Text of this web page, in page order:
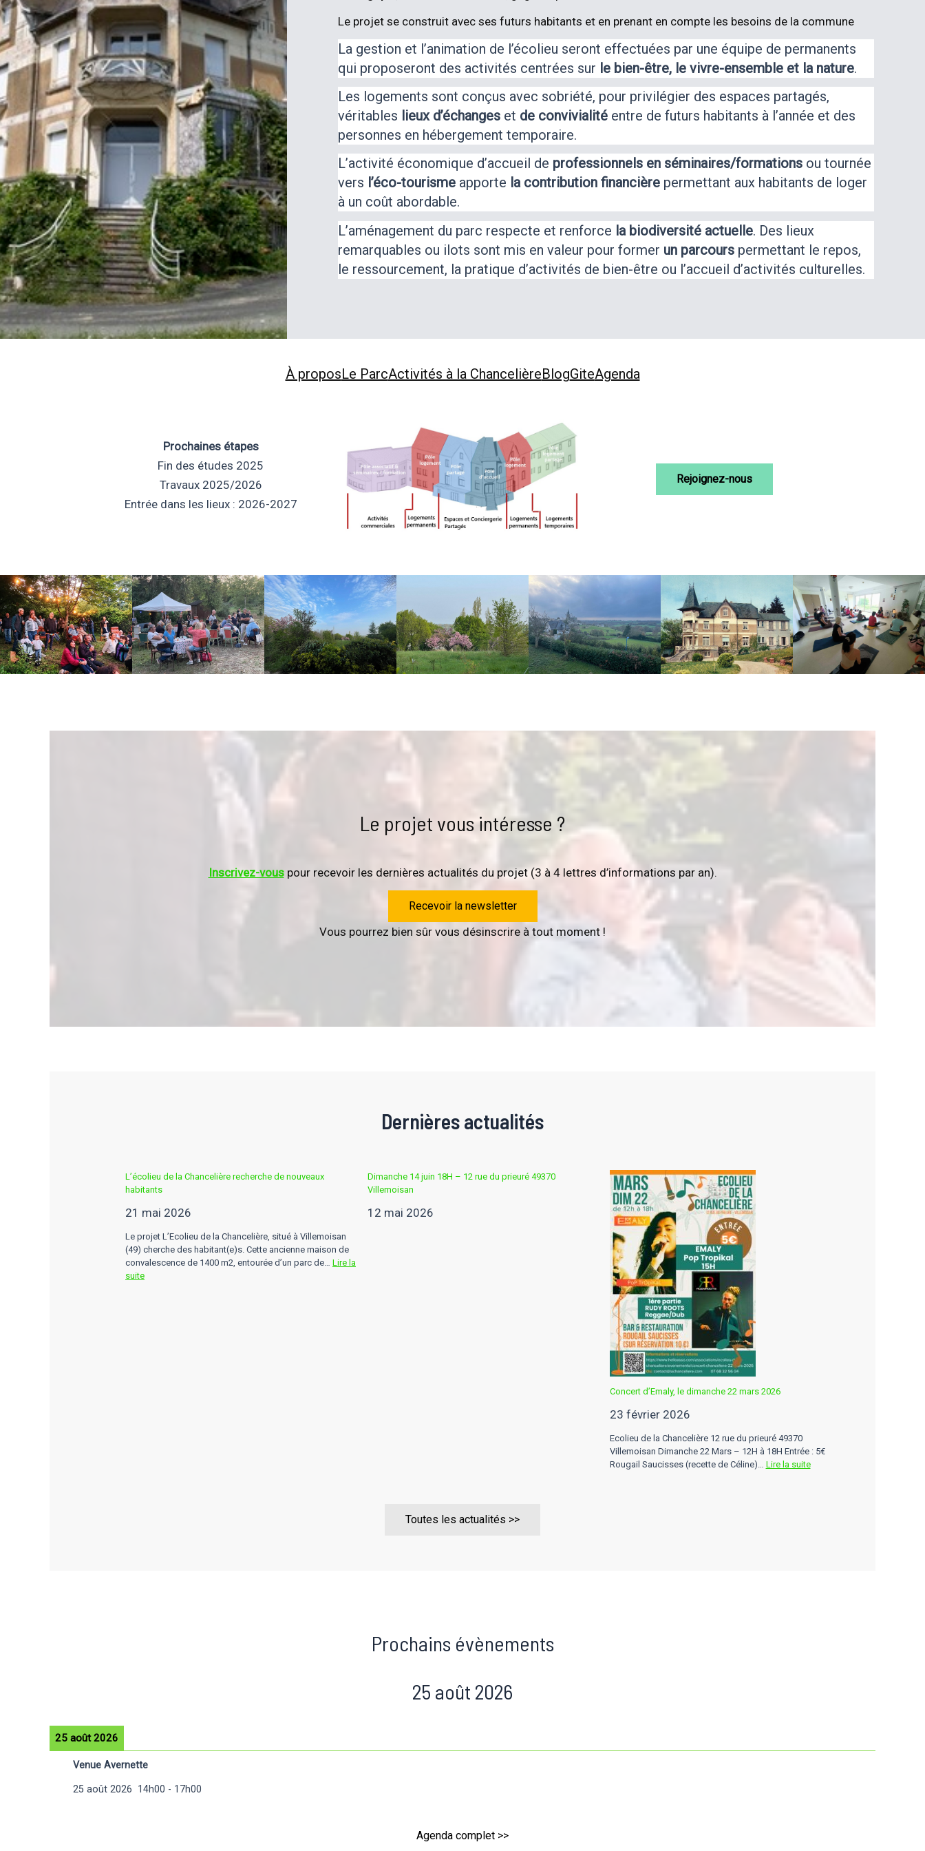
Le projet se construit avec ses futurs habitants et en prenant en compte les besoins de la commune
La gestion et l’animation de l’écolieu seront effectuées par une équipe de permanents
qui proposeront des activités centrées sur le bien-être, le vivre-ensemble et la nature.
Les logements sont conçus avec sobriété, pour privilégier des espaces partagés,
véritables lieux d’échangeset de convivialitéentre de futurs habitants à l’année et des
personnes en hébergement temporaire.
L’activité économique d’accueil de professionnels en séminaires/formations ou tournée
vers l’éco-tourismeapporte la contribution financièrepermettant aux habitants de loger
à un coût abordable.
L’aménagement du parc respecte et renforce la biodiversité actuelle. Des lieux
remarquables ou ilots sont mis en valeur pour former un parcourspermettant le repos,
le ressourcement, la pratique d’activités de bien-être ou l’accueil d’activités culturelles.
À proposLe ParcActivités à la ChancelièreBlogGiteAgenda
Prochaines étapes
Fin des études 2025
Travaux 2025/2026
Entrée dans les lieux : 2026-2027
Rejoignez-nous
Le projet vous intéresse ?
Inscrivez-vouspour recevoir les dernières actualités du projet (3 à 4 lettres d’informations par an).
Recevoir la newsletter
Vous pourrez bien sûr vous désinscrire à tout moment !
Dernières actualités
L’écolieu de la Chancelière recherche de nouveaux
habitants
21 mai 2026
Le projet L’Ecolieu de la Chancelière, situé à Villemoisan
(49) cherche des habitant(e)s. Cette ancienne maison de
convalescence de 1400 m2, entourée d’un parc de… Lire la
suite:
Dimanche 14 juin 18H – 12 rue du prieuré 49370
Villemoisan
12 mai 2026
Concert d’Emaly, le dimanche 22 mars 2026
23 février 2026
Ecolieu de la Chancelière 12 rue du prieuré 49370
Villemoisan Dimanche 22 Mars – 12H à 18H Entrée : 5€
Rougail Saucisses (recette de Céline)… Lire la suite:
Toutes les actualités >>
Prochains évènements
25 août 2026
25 août 2026
Venue Avernette
25 août 2026 14h00 - 17h00
Agenda complet >>